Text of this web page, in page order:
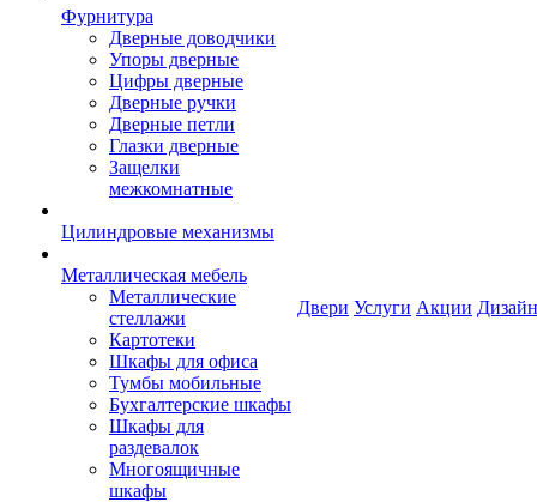
Фурнитура
Дверные доводчики
Упоры дверные
Цифры дверные
Дверные ручки
Дверные петли
Глазки дверные
Защелки
межкомнатные
Цилиндровые механизмы
Металлическая мебель
Металлические
стеллажи
Картотеки
Шкафы для офиса
Тумбы мобильные
Бухгалтерские шкафы
Шкафы для
раздевалок
Многоящичные
шкафы
Двери Услуги Акции